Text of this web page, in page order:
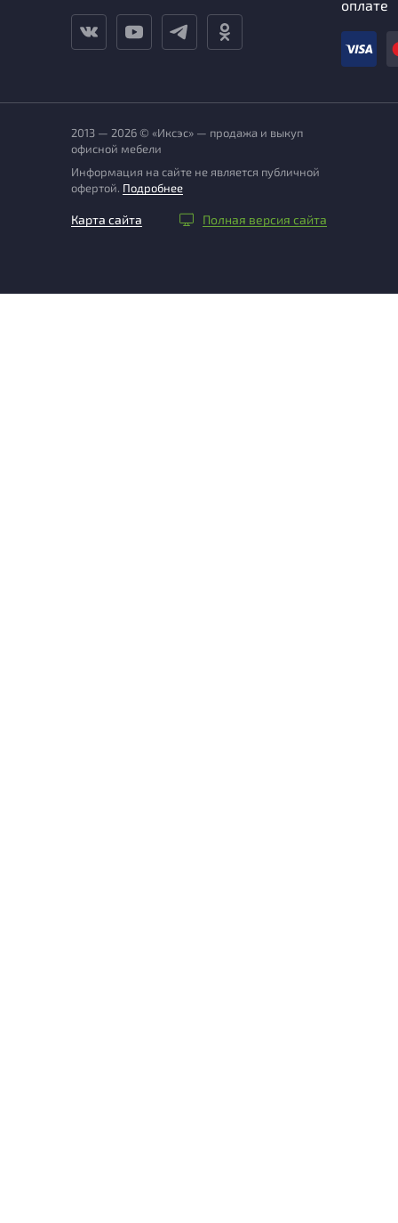
оплате
2013 — 2026 © «Иксэс» — продажа и выкуп
офисной мебели
Информация на сайте не является публичной
офертой. Подробнее
Карта сайта Полная версия сайта